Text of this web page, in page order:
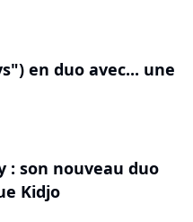
en duo avec... une
: son nouveau duo
Kidjo